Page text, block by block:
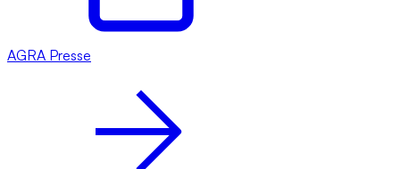
AGRA Presse